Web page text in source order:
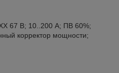
67 В; 10..200 А; ПВ 60%;
корректор мощности;